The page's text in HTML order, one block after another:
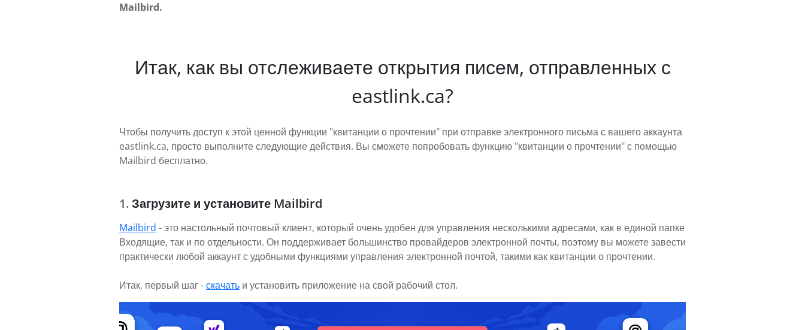
Mailbird.
Итак, как вы отслеживаете открытия писем, отправленных с
eastlink.ca?
Чтобы получить доступ к этой ценной функции "квитанции о прочтении" при отправке электронного письма с вашего аккаунта
eastlink.ca, просто выполните следующие действия. Вы сможете попробовать функцию "квитанции о прочтении" с помощью
Mailbird бесплатно.
Загрузите и установите Mailbird
Mailbird - это настольный почтовый клиент, который очень удобен для управления несколькими адресами, как в единой папке
Входящие, так и по отдельности. Он поддерживает большинство провайдеров электронной почты, поэтому вы можете завести
практически любой аккаунт с удобными функциями управления электронной почтой, такими как квитанции о прочтении.
Итак, первый шаг -скачать и установить приложение на свой рабочий стол.